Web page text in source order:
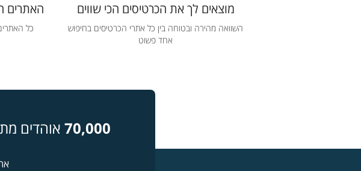
האתרים
כל
מוצאים לך את הכרטיסים הכי שווים
השוואה מהירה ובטוחה בין כל אתרי הכרטיסים בחיפוש
אחד פשוט
70,000 אוהדים